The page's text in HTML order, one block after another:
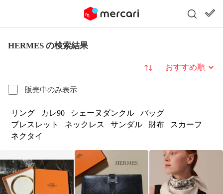
HERMES の検索結果
販売中のみ表示
並び替え
リング カレ90 シェーヌダンクル
バッグ
ブレスレット
ネックレス サンダル 財布
スカーフ
ネクタイ